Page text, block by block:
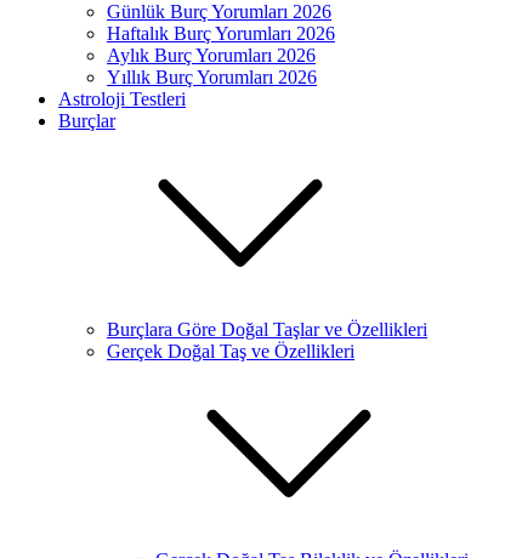
Günlük Burç Yorumları 2026
Haftalık Burç Yorumları 2026
Aylık Burç Yorumları 2026
Yıllık Burç Yorumları 2026
Astroloji Testleri
Burçlar
Burçlara Göre Doğal Taşlar ve Özellikleri
Gerçek Doğal Taş ve Özellikleri